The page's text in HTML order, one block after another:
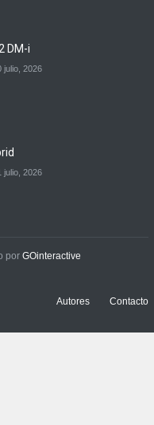
DM-i
julio, 2026
julio, 2026
GS
por GOinteractive
Autores Contacto